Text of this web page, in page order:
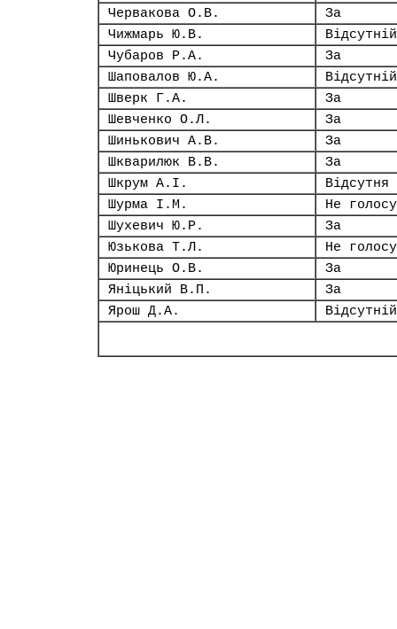
Червакова О.В.
За
Чижмарь Ю.В.
Відсутній
Чубаров Р.А.
За
Шаповалов Ю.А.
Відсутній
Шверк Г.А.
За
Шевченко О.Л.
За
Шинькович А.В.
За
Шкварилюк В.В.
За
Шкрум А.І.
Відсутня
Шурма І.М.
Не
Шухевич Ю.Р.
За
Юзькова Т.Л.
Не
Юринець О.В.
За
Яніцький В.П.
За
Ярош Д.А.
Відсутній